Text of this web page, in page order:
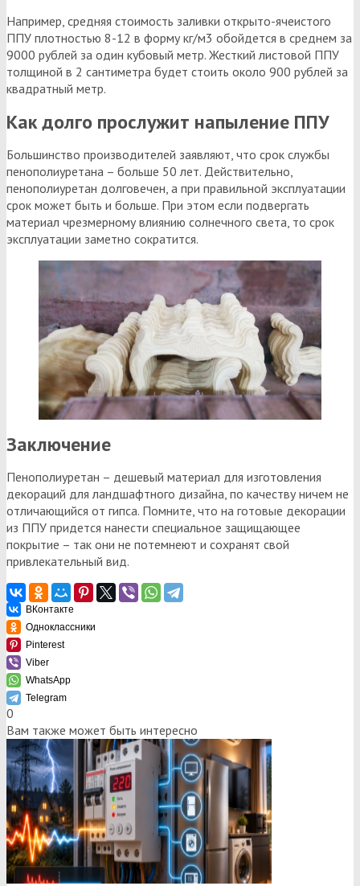
Например, средняя стоимость заливки открыто-ячеистого
ППУ плотностью 8-12 в форму кг/м3 обойдется в среднем за
9000 рублей за один кубовый метр. Жесткий листовой ППУ
толщиной в 2 сантиметра будет стоить около 900 рублей за
квадратный метр.
Как долго прослужит напыление ППУ
Большинство производителей заявляют, что срок службы
пенополиуретана – больше 50 лет. Действительно,
пенополиуретан долговечен, а при правильной эксплуатации
срок может быть и больше. При этом если подвергать
материал чрезмерному влиянию солнечного света, то срок
эксплуатации заметно сократится.
Заключение
Пенополиуретан – дешевый материал для изготовления
декораций для ландшафтного дизайна, по качеству ничем не
отличающийся от гипса. Помните, что на готовые декорации
из ППУ придется нанести специальное защищающее
покрытие – так они не потемнеют и сохранят свой
привлекательный вид.
ВКонтакте
Одноклассники
Pinterest
Viber
WhatsApp
Telegram
0
Вам также может быть интересно